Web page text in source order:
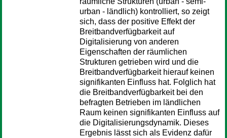
urban - ländlich) kontrolliert, so zeigt
sich, dass der positive Effekt der
Breitbandverfügbarkeit auf
Digitalisierung von anderen
Eigenschaften der räumlichen
Strukturen getrieben wird und die
Breitbandverfügbarkeit hierauf keinen
signifikanten Einfluss hat. Folglich hat
die Breitbandverfügbarkeit bei den
befragten Betrieben im ländlichen
Raum keinen signifikanten Einfluss auf
die Digitalisierungsdynamik. Dieses
Ergebnis lässt sich als Evidenz dafür